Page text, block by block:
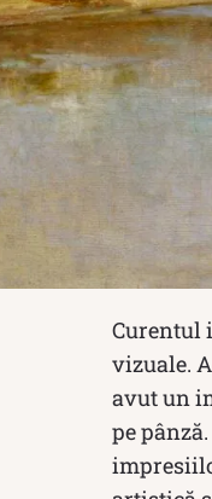
Curentul
vizuale.
avut un
pe